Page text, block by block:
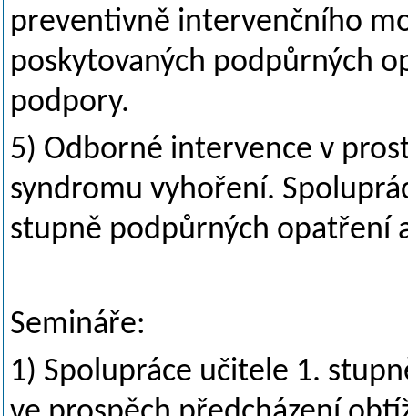
preventivně intervenčního
poskytovaných podpůrných
podpory.
5) Odborné intervence v
syndromu vyhoření.
stupně podpůrných opatření
Semináře:
1) Spolupráce učitele 1.